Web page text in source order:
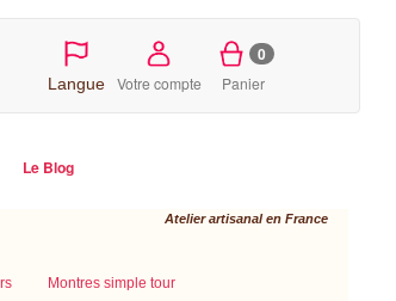
Langue Votre compte
0
Panier
Le Blog
Atelier artisanal en France
Montres simple tour